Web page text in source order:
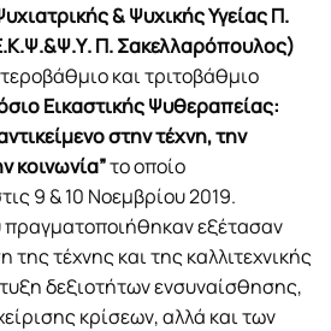
& Ψυχικής Υγείας Π.
Π. Σακελλαρόπουλος)
και τριτοβάθμιο
Εικαστικής Ψυθεραπείας:
στην τέχνη, την
κοινωνία”το οποίο
9 & 10 Νοεμβρίου 2019.
εξέτασαν
της τέχνης και της καλλιτεχνικής
δεξιοτήτων ενσυναίσθησης,
κρίσεων, αλλά και των